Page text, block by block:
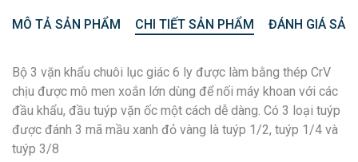
MÔ TẢ SẢN PHẨM CHI TIẾT SẢN PHẨM ĐÁNH GIÁ
Bộ 3 vặn khẩu chuôi lục giác 6 ly được làm bằng thép CrV
chịu được mô men xoắn lớn dùng để nối máy khoan với các
đầu khẩu, đầu tuýp vặn ốc một cách dễ dàng. Có 3 loại tuýp
được đánh 3 mã mầu xanh đỏ vàng là tuýp 1/2, tuýp 1/4 và
tuýp 3/8